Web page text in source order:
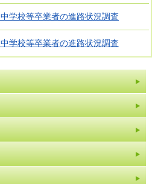
学校等卒業者の進路状況調査
学校等卒業者の進路状況調査